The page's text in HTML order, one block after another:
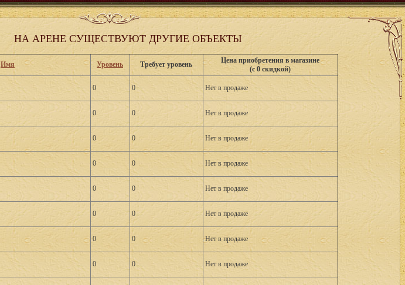
НА АРЕНЕ СУЩЕСТВУЮТ ДРУГИЕ ОБЪЕКТЫ
Имя Уровень Требует уровень
Цена приобретения в магазине
(с 0 скидкой)
0 0 Нет в продаже
0 0 Нет в продаже
0 0 Нет в продаже
0 0 Нет в продаже
0 0 Нет в продаже
0 0 Нет в продаже
0 0 Нет в продаже
0 0 Нет в продаже